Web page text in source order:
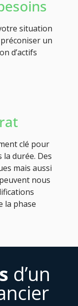
situation
un
d’actifs
clé pour
durée. Des
mais aussi
nous
la phase
d’un